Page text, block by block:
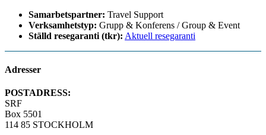
Samarbetspartner: Travel Support
Verksamhetstyp: Grupp & Konferens / Group & Event
Ställd resegaranti (tkr): Aktuell resegaranti
Adresser
POSTADRESS:
SRF
Box 5501
114 85 STOCKHOLM